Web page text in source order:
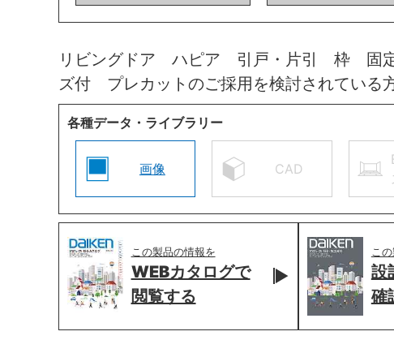
リビングドア ハピア 引戸・片引 枠 固
ズ付 プレカットのご採用を検討されている
各種データ・ライブラリー
画像 CAD
この製品の情報を
WEBカタログで
閲覧する
こ
設
確